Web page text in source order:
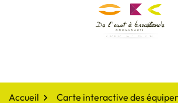
De l'oust
Accueil
Carte interactive des